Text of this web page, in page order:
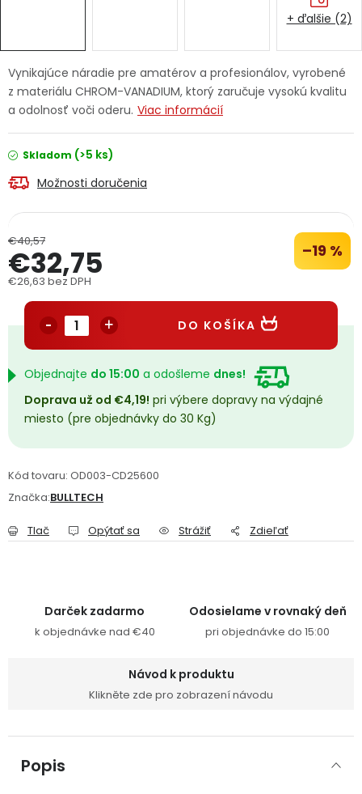
Servis náradia Hodnotenie obchodu
Doprava a platba Váš zákaznícky účet
Kontakty
Odstúpenie v lehote 14 dní
Obchodné podmienky Reklamačný poriadok
Podmienky ochrany osobných údajov
Přihlášení Registrace
Vynikajúce náradie pre amatérov a profesionálov, vyrobené
z materiálu CHROM-VANADIUM, ktorý zaručuje vysokú kvalitu
a odolnosť voči oderu. Viac informácií
Skladom (>5 ks)
Možnosti doručenia
€40,57 –19 %
€32,75
€26,63 bez DPH
DO KOŠÍKA
Objednajte do 15:00 a odošleme dnes!
Doprava už od €4,19! pri výbere dopravy na výdajné
miesto (pre objednávky do 30 Kg)
Kód tovaru: OD003-CD25600
Značka:BULLTECH
Tlač Opýtať sa Strážiť Zdieľať
+ ďalšie (2)
Darček zadarmo
k objednávke nad €40
Odosielame v rovnaký deň
pri objednávke do 15:00
Návod k produktu
Klikněte zde pro zobrazení návodu
Popis